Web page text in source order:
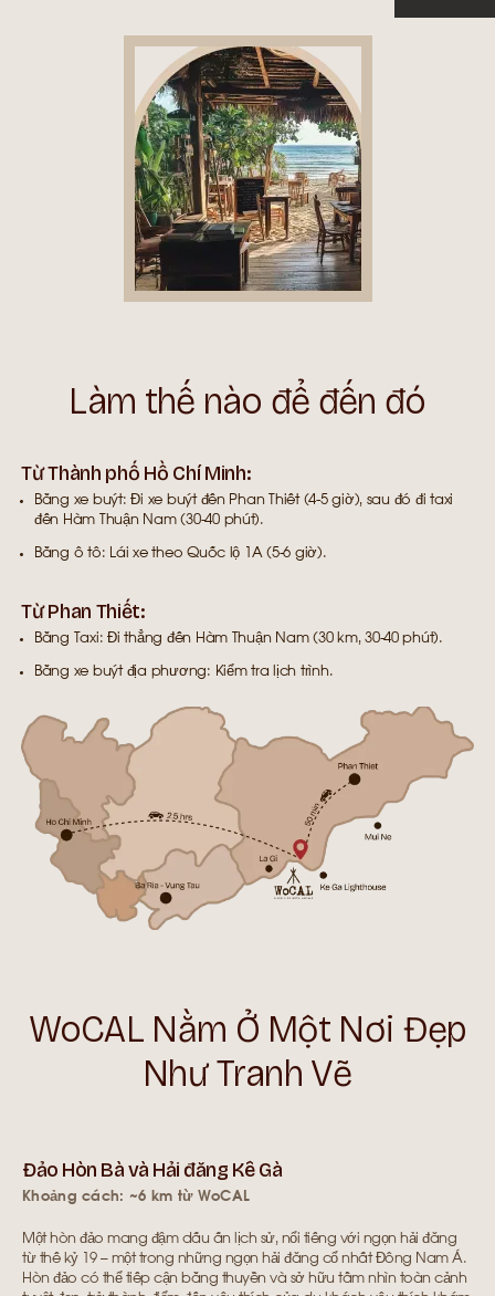
Làm thế nào để đến đó
Từ Thành phố Hồ Chí Minh:
Bằng xe buýt: Đi xe buýt đến Phan Thiết (4-5 giờ), sau đó đi taxi
đến Hàm Thuận Nam (30-40 phút).
Bằng ô tô: Lái xe theo Quốc lộ 1A (5-6 giờ).
Từ Phan Thiết:
Bằng Taxi: Đi thẳng đến Hàm Thuận Nam (30 km, 30-40 phút).
Bằng xe buýt địa phương: Kiểm tra lịch trình.
WoCAL Nằm Ở Một Nơi Đẹp
Như Tranh Vẽ
Đảo Hòn Bà và Hải đăng Kê Gà
Khoảng cách: ~6 km từ WoCAL
Một hòn đảo mang đậm dấu ấn lịch sử, nổi tiếng với ngọn hải đăng
từ thế kỷ 19 – một trong những ngọn hải đăng cổ nhất Đông Nam Á.
Hòn đảo có thể tiếp cận bằng thuyền và sở hữu tầm nhìn toàn cảnh